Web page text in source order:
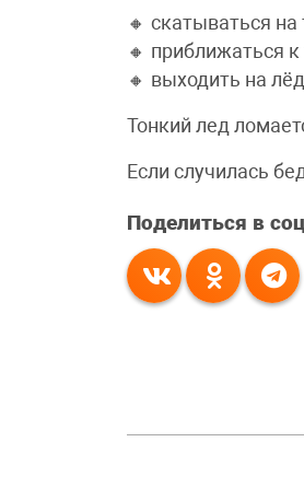
🔸 скатываться
🔸 приближаться
🔸 выходить на
Тонкий лед
Если случилась
Поделиться в